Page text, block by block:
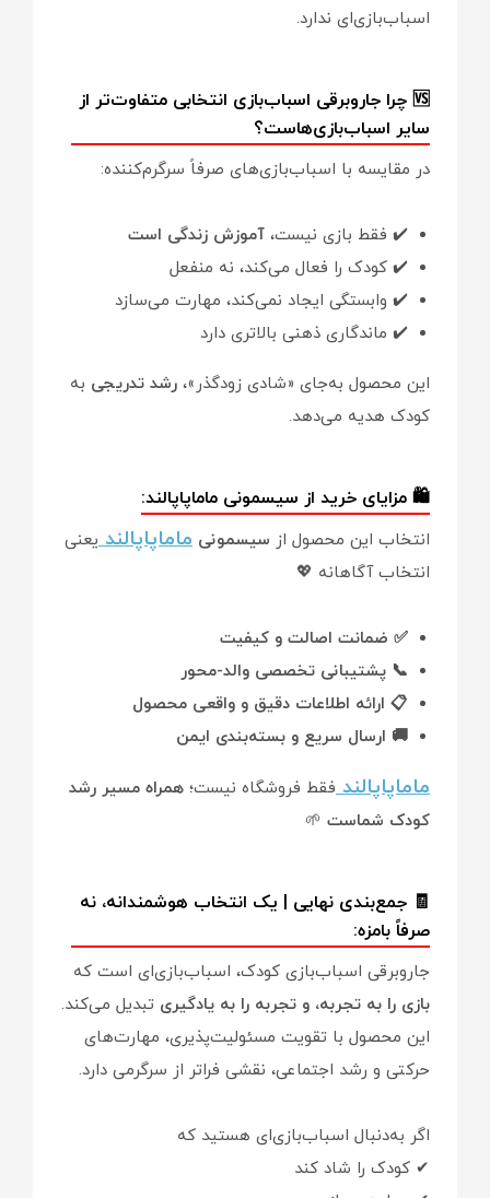
اسباب‌بازی‌ای ندارد.
🆚 چرا جاروبرقی اسباب‌بازی انتخابی متفاوت‌تر از
سایر اسباب‌بازی‌هاست؟
در مقایسه با اسباب‌بازی‌های صرفاً سرگرم‌کننده:
✔️ فقط بازی نیست، آموزش زندگی است
✔️ کودک را فعال می‌کند، نه منفعل
✔️ وابستگی ایجاد نمی‌کند، مهارت می‌سازد
✔️ ماندگاری ذهنی بالاتری دارد
این محصول به‌جای «شادی زودگذر»، رشد تدریجی به
کودک هدیه می‌دهد.
🛍️ مزایای خرید از سیسمونی ماماپاپالند:
انتخاب این محصول از سیسمونی ماماپاپالندیعنی
انتخاب آگاهانه 💖
✅ ضمانت اصالت و کیفیت
📞 پشتیبانی تخصصی والد-محور
📋 ارائه اطلاعات دقیق و واقعی محصول
🚚 ارسال سریع و بسته‌بندی ایمن
ماماپاپالندفقط فروشگاه نیست؛ همراه مسیر رشد
کودک شماست 🌱
🧾 جمع‌بندی نهایی | یک انتخاب هوشمندانه، نه
صرفاً بامزه:
جاروبرقی اسباب‌بازی کودک، اسباب‌بازی‌ای است که
بازی را به تجربه، و تجربه را به یادگیری تبدیل می‌کند.
این محصول با تقویت مسئولیت‌پذیری، مهارت‌های
حرکتی و رشد اجتماعی، نقشی فراتر از سرگرمی دارد.
اگر به‌دنبال اسباب‌بازی‌ای هستید که
✔ کودک را شاد کند